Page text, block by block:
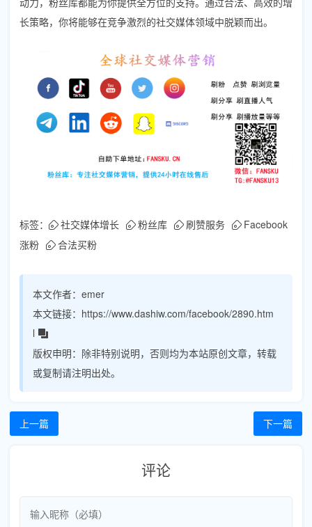
长策略，你将能够在竞争激烈的社交媒体领域中脱颖而出。
标签： 社交媒体增长 粉丝库 刷赞服务
Facebook
涨粉
合法买粉
本文作者： emer
本文链接： https://www.dashiw.com/facebook/2890.htm
l
版权申明： 除非特别说明，否则均为本站原创文章，转载
或复制请注明出处。
上一篇 下一篇
评论